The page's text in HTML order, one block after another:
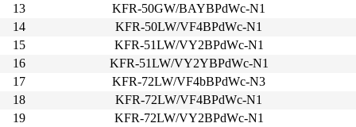
13
KFR-50GW/BAYBPdWc-N1
14
KFR-50LW/VF4BPdWc-N1
15
KFR-51LW/VY2BPdWc-N1
16
KFR-51LW/VY2YBPdWc-N1
17
KFR-72LW/VF4bBPdWc-N3
18
KFR-72LW/VF4BPdWc-N1
19
KFR-72LW/VY2BPdWc-N1